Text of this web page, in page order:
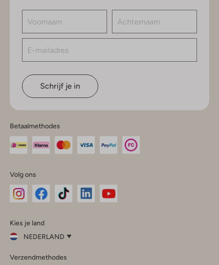
Schrijf je in
Betaalmethodes
Volg ons
InstagramFacebook
Kies je land
NEDERLAND
je
Verzendmethodes